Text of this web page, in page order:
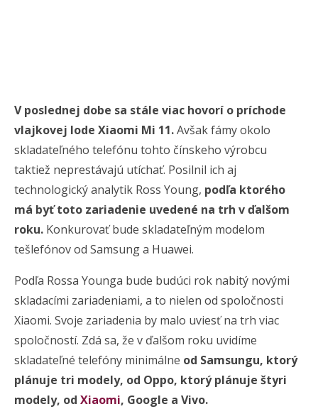
V poslednej dobe sa stále viac hovorí o príchode
vlajkovej lode Xiaomi Mi 11.Avšak fámy okolo
skladateľného telefónu tohto čínskeho výrobcu
taktiež neprestávajú utíchať. Posilnil ich aj
technologický analytik Ross Young, podľa ktorého
má byť toto zariadenie uvedené na trh v ďalšom
roku. Konkurovať bude skladateľným modelom
tešlefónov od Samsung a Huawei.
Podľa Rossa Younga bude budúci rok nabitý novými
skladacími zariadeniami, a to nielen od spoločnosti
Xiaomi. Svoje zariadenia by malo uviesť na trh viac
spoločností. Zdá sa, že v ďalšom roku uvidíme
skladateľné telefóny minimálne od Samsungu, ktorý
plánuje tri modely, od Oppo, ktorý plánuje štyri
modely, od Xiaomi, Google a Vivo.